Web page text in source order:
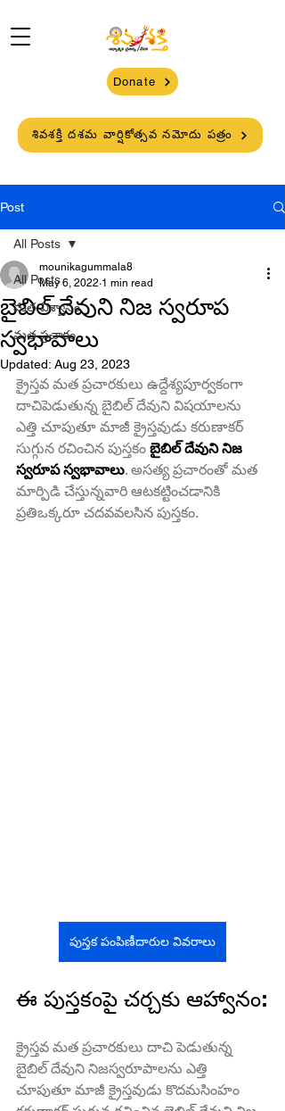
Donate
శివశక్తి దశమ వార్షికోత్సవ నమోదు పత్రం
Post
All Posts
మత విశ్వాసం
మత ప్రచారం
All Posts
బైబిల్ దేవుని నిజ స్వరూప
స్వభావాలు
mounikagummala8
May 6, 2022 1 min read
Updated: Aug 23, 2023
క్రైస్తవ మత ప్రచారకులు ఉద్దేశ్యపూర్వకంగా
దాచిపెడుతున్న బైబిల్ దేవుని విషయాలను
ఎత్తి చూపుతూ మాజీ క్రైస్తవుడు కరుణాకర్
సుగ్గున రచించిన పుస్తకం బైబిల్ దేవుని నిజ
స్వరూప స్వభావాలు. అసత్య ప్రచారంతో మత
మార్పిడి చేస్తున్నవారి ఆటకట్టించడానికి
ప్రతిఒక్కరూ చదవవలసిన పుస్తకం.
పుస్తక పంపిణీదారుల వివరాలు
ఈ పుస్తకంపై చర్చకు ఆహ్వానం:
క్రైస్తవ మత ప్రచారకులు దాచి పెడుతున్న
బైబిల్ దేవుని నిజస్వరూపాలను ఎత్తి
చూపుతూ మాజీ క్రైస్తవుడు కొదమసింహం